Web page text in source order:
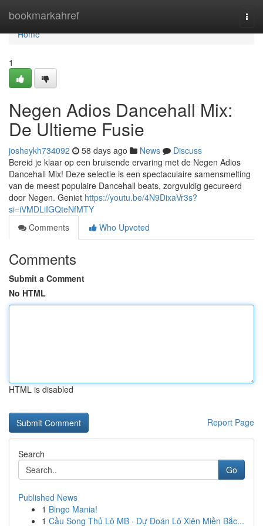
bookmarkahref
Home
Home
1
Negen Adios Dancehall Mix:
De Ultieme Fusie
josheykh734092 58 days ago News
Discuss
Bereid je klaar op een bruisende ervaring met de Negen Adios
Dancehall Mix! Deze selectie is een spectaculaire samensmelting
van de meest populaire Dancehall beats, zorgvuldig gecureerd
door Negen. Geniet https://youtu.be/4N9DixaVr3s?
si=iVMDLiIGQteNfMTY
Comments
Who Upvoted
Comments
Submit a Comment
No HTML
HTML is disabled
Report Page
Search
Go
Published News
1 Bingo Mania!
1 Cầu Song Thủ Lô MB · Dự Đoán Lô Xiên Miền Bắc...